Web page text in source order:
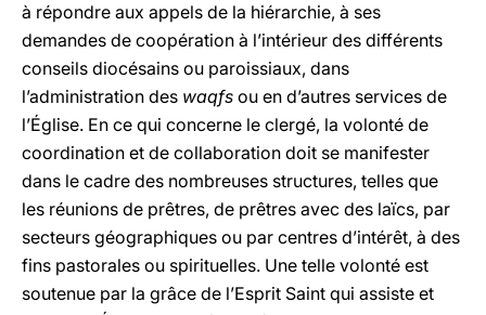
à répondre aux appels de la hiérarchie, à ses
demandes de coopération à l’intérieur des différents
conseils diocésains ou paroissiaux, dans
l’administration des waqfs ou en d’autres services de
l’Église. En ce qui concerne le clergé, la volonté de
coordination et de collaboration doit se manifester
dans le cadre des nombreuses structures, telles que
les réunions de prêtres, de prêtres avec des laïcs, par
secteurs géographiques ou par centres d’intérêt, à des
fins pastorales ou spirituelles. Une telle volonté est
soutenue par la grâce de l’Esprit Saint qui assiste et